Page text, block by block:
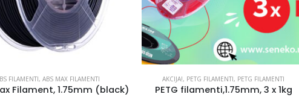
,PETG FILAMENTI,PETG FILAMENTI
filamenti,1.75mm, 3 x 1kg
AKCIJA! ,PLA FILAMENTI, PLA+ FILAMENTI
PLA+ Filamenti, 3x1kg